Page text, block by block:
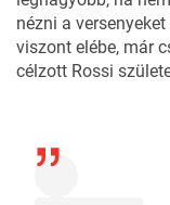
nézni a
viszont elébe, már
célzott Rossi